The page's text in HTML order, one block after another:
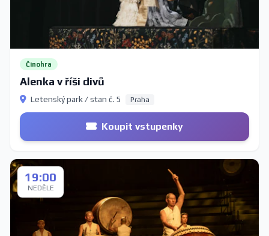
Činohra
Alenka v říši divů
Letenský park / stan č. 5 Praha
Koupit vstupenky
19:00
NEDĚLE